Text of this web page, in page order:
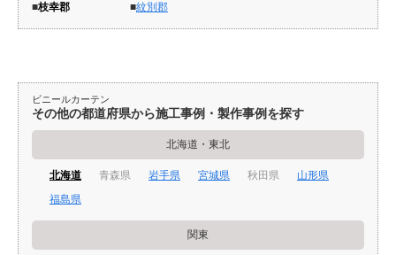
枝幸郡
紋別郡
ビニールカーテン
その他の都道府県から施工事例・製作事例を探す
北海道・東北
北海道 青森県 岩手県 宮城県 秋田県
山形県
福島県
関東